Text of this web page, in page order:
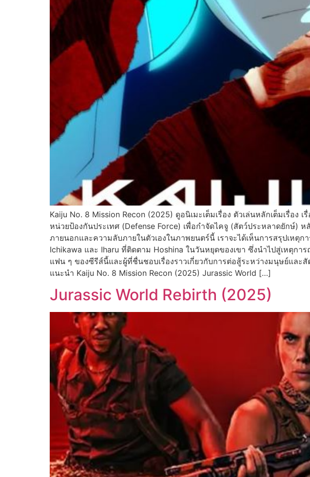
Kaiju No. 8 Mission Recon (2025) ดูอนิเมะเต็มเรื่อง ตัวเล่นหลักเต็มเรื่อ
หน่วยป้องกันประเทศ (Defense Force) เพื่อกำจัดไคจู (สัตว์ประหลาดยักษ์) ห
ภายนอกและความลับภายในตัวเองในภาพยนตร์นี้ เราจะได้เห็นการสรุปเหตุ
Ichikawa และ Iharu ที่ติดตาม Hoshina ในวันหยุดของเขา ซึ่งนำไปสู่เหตุก
แฟน ๆ ของซีรีส์นี้และผู้ที่ชื่นชอบเรื่องราวเกี่ยวกับการต่อสู้ระหว่างมนุษย์แล
แนะนำ Kaiju No. 8 Mission Recon (2025) Jurassic World […]
Jurassic World Rebirth (2025)